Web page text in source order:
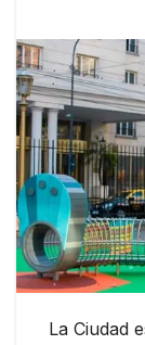
La Ciudad